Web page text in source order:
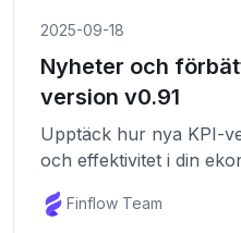
2025-09-18
Nyheter och
version v0.91
Upptäck hur nya KPI-
och effektivitet i din
Finflow Team